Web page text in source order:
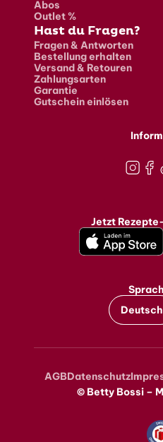
Abos
Outlet %
Hast du Fragen?
Fragen & Antworten
Bestellung erhalten
Versand & Retouren
Zahlungsarten
Garantie
Gutschein einlösen
Jetzt
Deutsch
AGBDatenschutz
© Betty Bossi –